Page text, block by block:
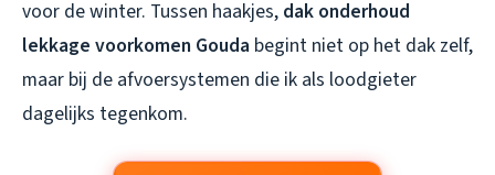
voor de winter. Tussen haakjes, dak onderhoud
lekkage voorkomen Gouda begint niet op het dak zelf,
maar bij de afvoersystemen die ik als loodgieter
dagelijks tegenkom.